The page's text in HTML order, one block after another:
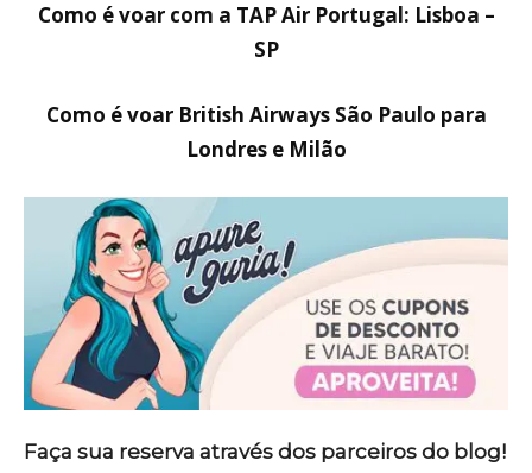
Como é voar com a TAP Air Portugal: Lisboa –
SP
Como é voar British Airways São Paulo para
Londres e Milão
Faça sua reserva através dos parceiros do blog!